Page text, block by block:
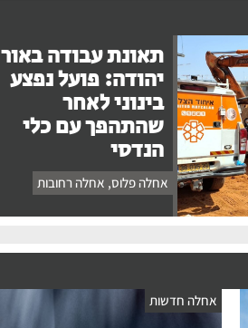
תאונת עבודה באור
יהודה: פועל נפצע
בינוני לאחר
שהתהפך עם כלי
הנדסי
אחלה פלוס, אחלה רחובות
אחלה חדשות